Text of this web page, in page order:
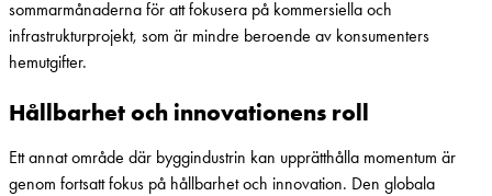
sommarmånaderna för att fokusera på kommersiella och
infrastrukturprojekt, som är mindre beroende av konsumenters
hemutgifter.
Hållbarhet och innovationens roll
Ett annat område där byggindustrin kan upprätthålla momentum är
genom fortsatt fokus på hållbarhet och innovation. Den globala